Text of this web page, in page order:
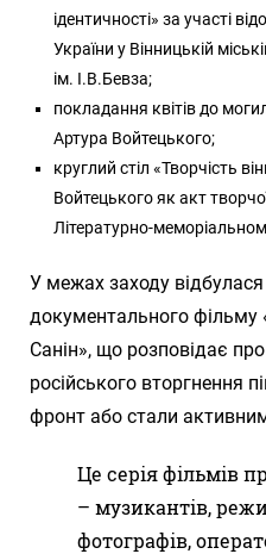
ідентичності» за участі
України у Вінницькій
ім. І.В.Бевза;
покладання квітів до
Артура Войтецького;
круглий стіл «Творчість
Войтецького як акт
Літературно-
У межах заходу
документального фільму
Санін», що розповідає
російського вторгнення
фронт або стали
Це серія фільмів
– музикантів,
фотографів,